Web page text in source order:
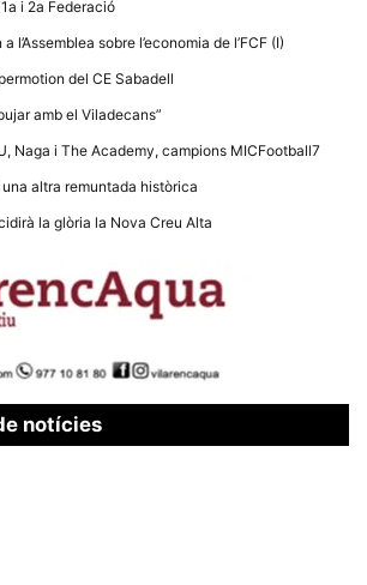
i 2a Federació
l’Assemblea sobre l’economia de l’FCF (I)
del CE Sabadell
amb el Viladecans”
Naga i The Academy, campions MICFootball7
altra remuntada històrica
la glòria la Nova Creu Alta
notícies